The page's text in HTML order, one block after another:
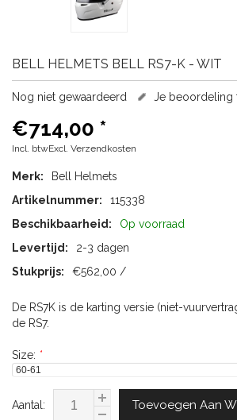
BELL HELMETS BELL RS7-K - WIT
Nog niet gewaardeerd Je beoordeling
€714,00 *
Incl. btwExcl. Verzendkosten
Merk:
Bell Helmets
Artikelnummer:
115338
Beschikbaarheid:
Op voorraad
Levertijd:
2-3 dagen
Stukprijs:
€562,00 /
De RS7K is de karting versie (niet-
de RS7.
Size: *
Aantal: Toevoegen Aan